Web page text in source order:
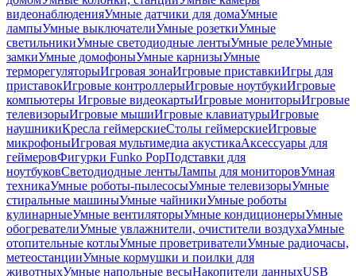
видеонаблюденияУмные датчики для домаУмные
лампыУмные выключателиУмные розеткиУмные
светильникиУмные светодиодные лентыУмные релеУмные
замкиУмные домофоныУмные карнизыУмные
терморегуляторыИгровая зонаИгровые приставкиИгры для
приставокИгровые контроллерыИгровые ноутбукиИгровые
компьютеры Игровые видеокартыИгровые мониторыИгровые
телевизорыИгровые мышиИгровые клавиатурыИгровые
наушникиКресла геймерскиеСтолы геймерскиеИгровые
микрофоныИгровая мультимедиа акустикаАксессуары для
геймеровФигурки Funko PopПодставки для
ноутбуковСветодиодные лентыЛампы для мониторовУмная
техникаУмные роботы-пылесосыУмные телевизорыУмные
стиральные машиныУмные чайникиУмные роботы
кулинарныеУмные вентиляторыУмные кондиционерыУмные
обогревателиУмные увлажнители, очистители воздухаУмные
отопительные котлыУмные проветривателиУмные радиочасы,
метеостанцииУмные кормушки и поилки для
животныхУмные напольные весыНакопители данныхUSB